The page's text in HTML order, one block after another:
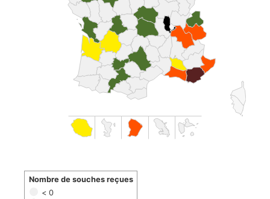
< 0
Nombre de souches reçues